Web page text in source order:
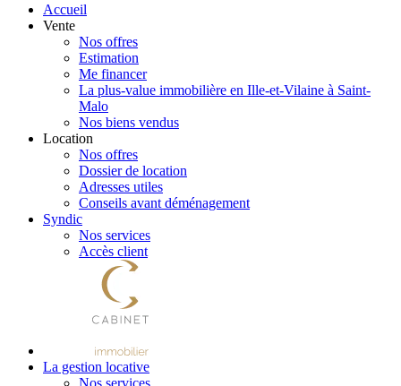
Accueil
Vente
Nos offres
Estimation
Me financer
La plus-value immobilière en Ille-et-Vilaine à Saint-
Malo
Nos biens vendus
Location
Nos offres
Dossier de location
Adresses utiles
Conseils avant déménagement
Syndic
Nos services
Accès client
La gestion locative
Nos services